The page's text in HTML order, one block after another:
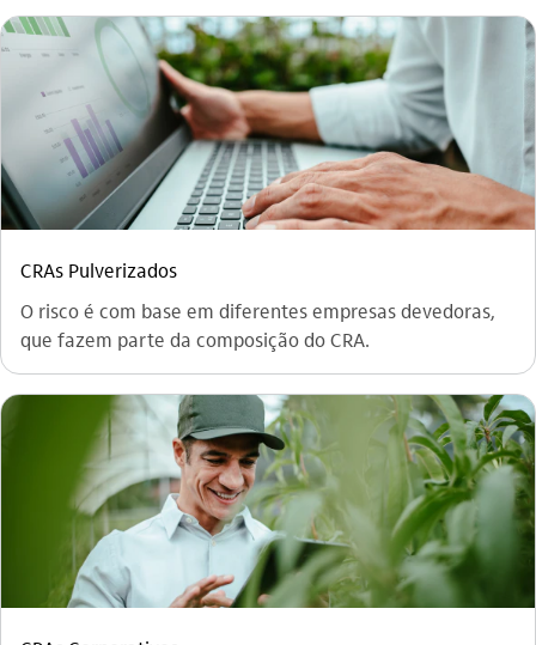
CRAs Pulverizados
O risco é com base em diferentes empresas devedoras,
que fazem parte da composição do CRA.